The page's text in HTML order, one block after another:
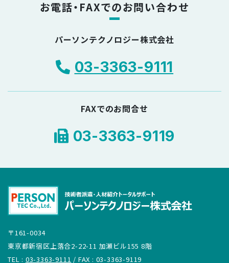
お電話・FAXでのお問い合わせ
パーソンテクノロジー株式会社
03-3363-9111
FAXでのお問合せ
03-3363-9119
〒161-0034
東京都新宿区上落合2-22-11 加瀬ビル155 8階
TEL : 03-3363-9111 / FAX : 03-3363-9119